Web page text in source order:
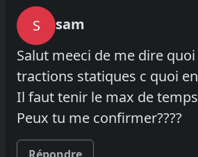
S
sam
Salut meeci de me dire
tractions statiques c quoi
Il faut tenir le max de temps
Peux tu me confirmer????
Répondre